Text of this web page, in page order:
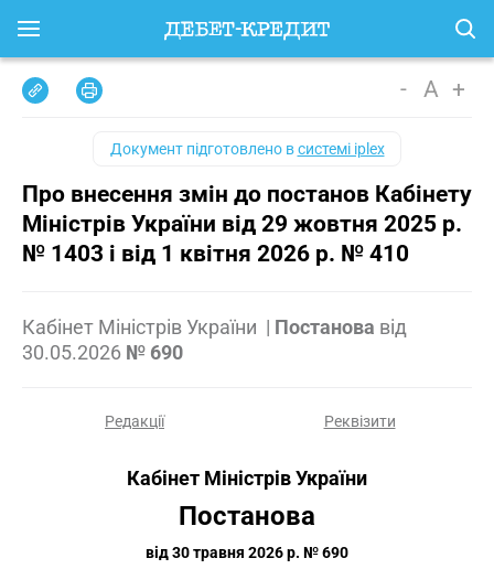
- A +
Документ підготовлено всистемі iplex
Про внесення змін до постанов Кабінету
Міністрів України від 29 жовтня 2025 р.
№ 1403 і від 1 квітня 2026 р. № 410
Кабінет Міністрів України | Постанова від
30.05.2026 № 690
Редакції Реквізити
Кабінет Міністрів України
Постанова
від 30 травня 2026 р. № 690